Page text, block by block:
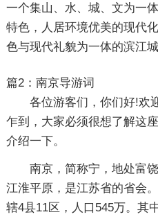
一个集山、水、城、文为一
特色，人居环境优美的现代
色与现代礼貌为一体的滨江城
篇2：南京导游词
各位游客们，你们好!欢
乍到，大家必须很想了解这
介绍一下。
南京，简称宁，地处富
江淮平原，是江苏省的省会
辖4县11区，人口545万。其